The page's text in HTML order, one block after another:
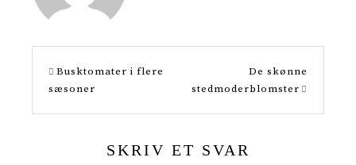
s
Busktomater i flere
sæsoner
De skønne
stedmoderblomster
SKRIV ET SVAR